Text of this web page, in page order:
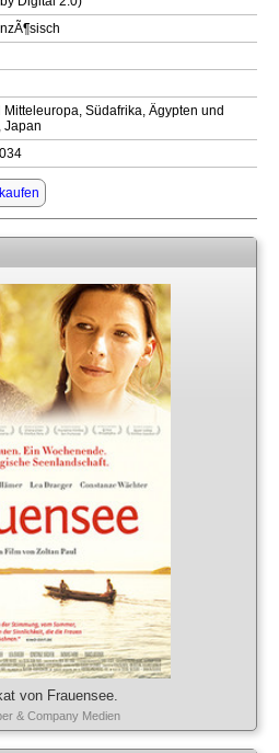
Mitteleuropa, Südafrika, Ägypten und
Japan
von Frauensee.
& Company Medien